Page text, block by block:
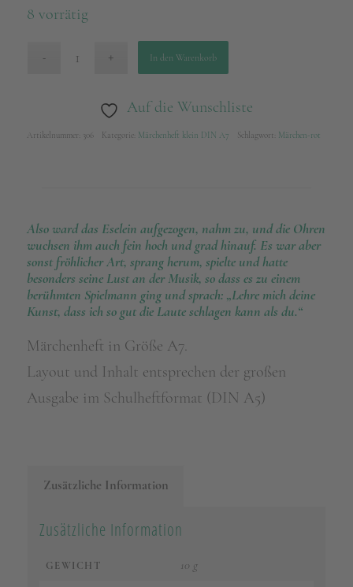
8 vorrätig
In den Warenkorb
Auf die Wunschliste
Artikelnummer: 306 Kategorie: Märchenheft klein DIN A7 Schlagwort: Märchen-rot
Also ward das Eselein aufgezogen, nahm zu, und die Ohren
wuchsen ihm auch fein hoch und grad hinauf. Es war aber
sonst fröhlicher Art, sprang herum, spielte und hatte
besonders seine Lust an der Musik, so dass es zu einem
berühmten Spielmann ging und sprach: „Lehre mich deine
Kunst, dass ich so gut die Laute schlagen kann als du.“
Märchenheft in Größe A7.
Layout und Inhalt entsprechen der großen
Ausgabe im Schulheftformat (DIN A5)
Zusätzliche Information
Zusätzliche Information
GEWICHT 10 g